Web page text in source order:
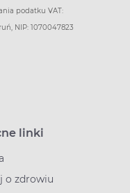
podatku VAT:
NIP: 1070047823
linki
o zdrowiu